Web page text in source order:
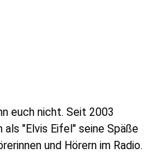
euch nicht. Seit 2003
"Elvis Eifel" seine Späße
und Hörern im Radio.